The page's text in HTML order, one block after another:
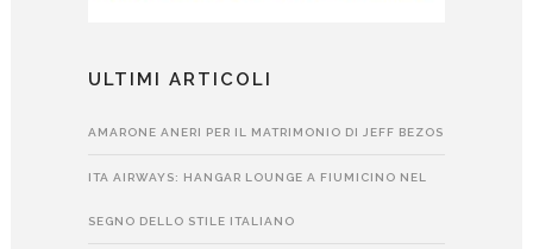
ULTIMI ARTICOLI
AMARONE ANERI PER IL MATRIMONIO DI JEFF BEZOS
ITA AIRWAYS: HANGAR LOUNGE A FIUMICINO NEL
SEGNO DELLO STILE ITALIANO